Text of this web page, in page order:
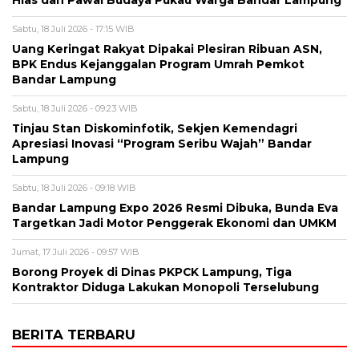
Sabtu, 18 Juli 2026 - 17:15 WIB
Uang Keringat Rakyat Dipakai Plesiran Ribuan ASN,
BPK Endus Kejanggalan Program Umrah Pemkot
Bandar Lampung
Sabtu, 18 Juli 2026 - 09:23 WIB
Tinjau Stan Diskominfotik, Sekjen Kemendagri
Apresiasi Inovasi “Program Seribu Wajah” Bandar
Lampung
Sabtu, 18 Juli 2026 - 09:18 WIB
Bandar Lampung Expo 2026 Resmi Dibuka, Bunda Eva
Targetkan Jadi Motor Penggerak Ekonomi dan UMKM
Jumat, 17 Juli 2026 - 09:57 WIB
Borong Proyek di Dinas PKPCK Lampung, Tiga
Kontraktor Diduga Lakukan Monopoli Terselubung
BERITA TERBARU